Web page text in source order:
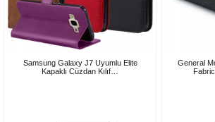
Samsung Galaxy J7 Uyumlu Elite
Kapaklı Cüzdan Kılıf…
General